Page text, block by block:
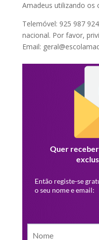
Amadeus utilizando os
Telemóvel: 925 987
nacional. Por favor,
Email: